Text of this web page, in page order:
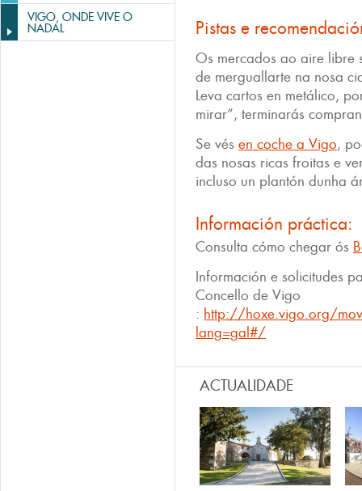
VIGO, ONDE VIVE O
NADAL Pistas e
Os mercados ao aire libre
de merguallarte na nosa
Leva cartos en metálico,
mirar”, terminarás
Se vés en coche a Vigo,
das nosas ricas froitas e
incluso un plantón dunha
Información práctica:
Consulta cómo chegar ós
Información e solicitudes
Concello de Vigo
: http://hoxe.vigo.org/
lang=gal#/
ACTUALIDADE